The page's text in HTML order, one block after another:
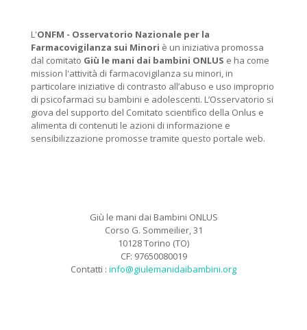
L'ONFM - Osservatorio Nazionale per la
Farmacovigilanza sui Minori è un iniziativa promossa
dal comitato Giù le mani dai bambini ONLUS e ha come
mission l'attività di farmacovigilanza su minori, in
particolare iniziative di contrasto all’abuso e uso improprio
di psicofarmaci su bambini e adolescenti. L’Osservatorio si
giova del supporto del Comitato scientifico della Onlus e
alimenta di contenuti le azioni di informazione e
sensibilizzazione promosse tramite questo portale web.
Giù le mani dai Bambini ONLUS
Corso G. Sommeilier, 31
10128 Torino (TO)
CF: 97650080019
Contatti : info@giulemanidaibambini.org